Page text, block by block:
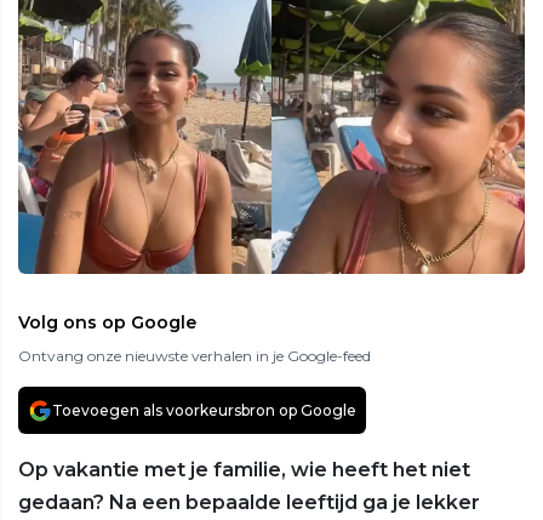
Volg ons op Google
Ontvang onze nieuwste verhalen in je Google-feed
Toevoegen als voorkeursbron op Google
Op vakantie met je familie, wie heeft het niet
gedaan? Na een bepaalde leeftijd ga je lekker